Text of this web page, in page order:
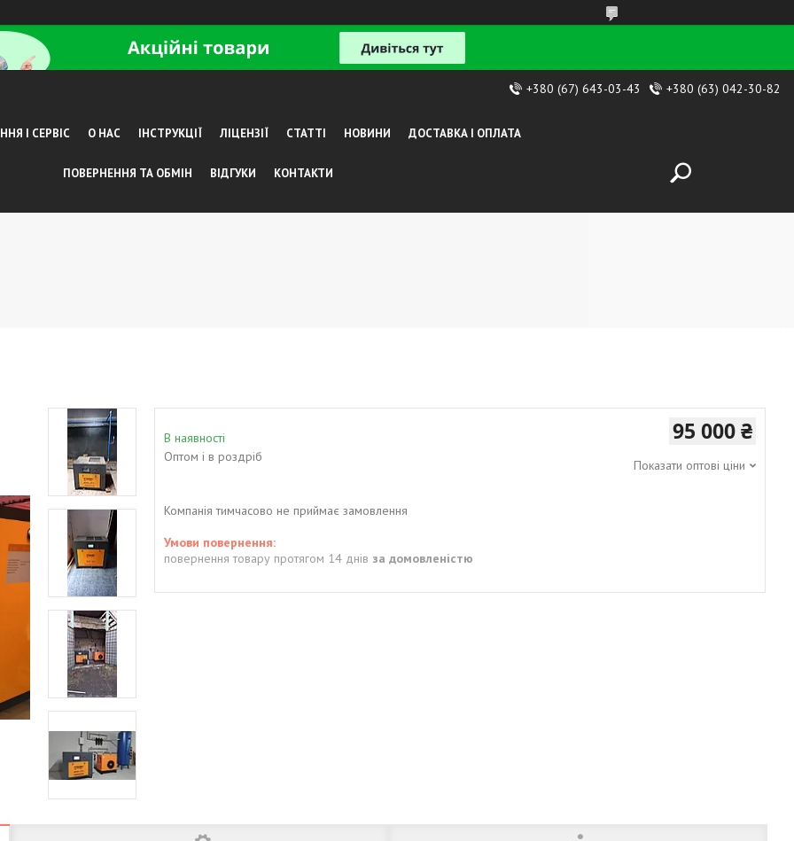
+380 (67) 643-03-43 +380 (63) 042-30-82
І СЕРВІС О НАС ІНСТРУКЦІЇ ЛІЦЕНЗІЇ СТАТТІ НОВИНИ ДОСТАВКА І ОПЛАТА
ПОВЕРНЕННЯ ТА ОБМІН ВІДГУКИ КОНТАКТИ
В наявності
Оптом і в роздріб
95 000 ₴
Показати оптові ціни
Компанія тимчасово не приймає замовлення
повернення товару протягом 14 днів за домовленістю